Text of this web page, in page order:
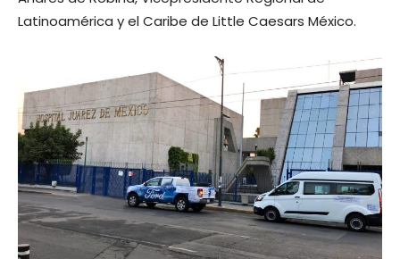
Latinoamérica y el Caribe de Little Caesars México.